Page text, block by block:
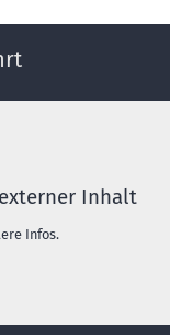
Inhalt
Infos.